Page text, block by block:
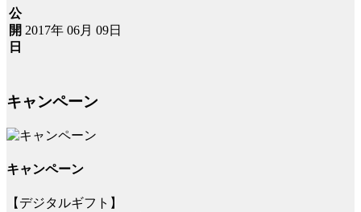
公
開
日
2017年 06月 09日
キャンペーン
キャンペーン
【デジタルギフト】